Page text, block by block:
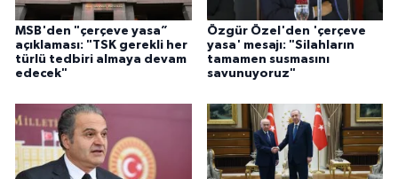
MSB'den "çerçeve yasa”
açıklaması: "TSK gerekli her
türlü tedbiri almaya devam
edecek"
Özgür Özel'den 'çerçeve
yasa' mesajı: "Silahların
tamamen susmasını
savunuyoruz"